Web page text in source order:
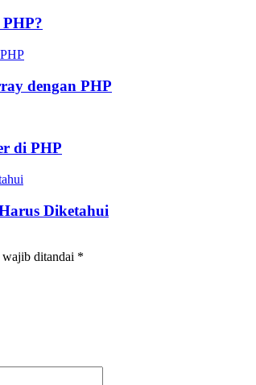
dengan PHP
di PHP
Diketahui
wajib ditandai *